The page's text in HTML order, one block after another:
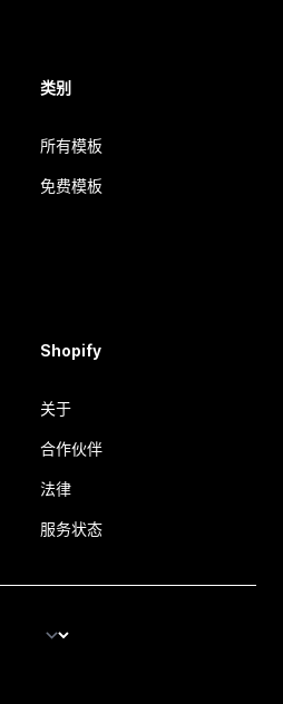
类别
所有模板
免费模板
Shopify
关于
合作伙伴
法律
服务状态